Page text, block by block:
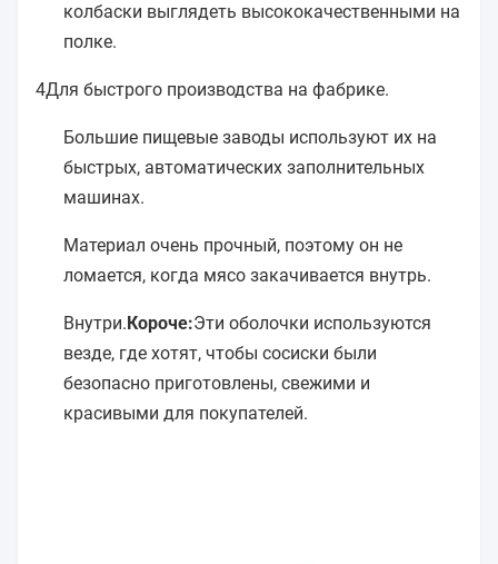
колбаски выглядеть высококачественными на
полке.
4Для быстрого производства на фабрике.
Большие пищевые заводы используют их на
быстрых, автоматических заполнительных
машинах.
Материал очень прочный, поэтому он не
ломается, когда мясо закачивается внутрь.
Внутри.Короче:Эти оболочки используются
везде, где хотят, чтобы сосиски были
безопасно приготовлены, свежими и
красивыми для покупателей.